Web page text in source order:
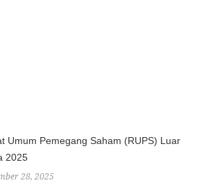
Umum Pemegang Saham (RUPS) Luar
2025
28, 2025